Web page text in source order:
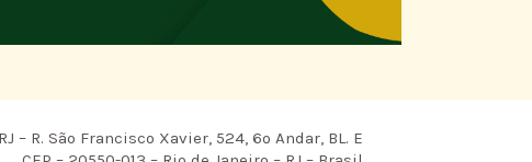
– R. São Francisco Xavier, 524, 6º Andar, BL. E